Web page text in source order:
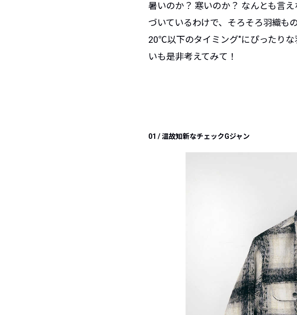
暑いのか？ 寒いのか？ なんとも言
づいているわけで、そろそろ羽織も
20℃以下のタイミング"にぴったり
いも是非考えてみて！
01 / 温故知新なチェックGジャン